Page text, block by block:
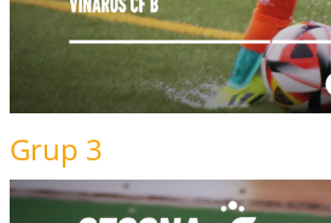
Grup 3